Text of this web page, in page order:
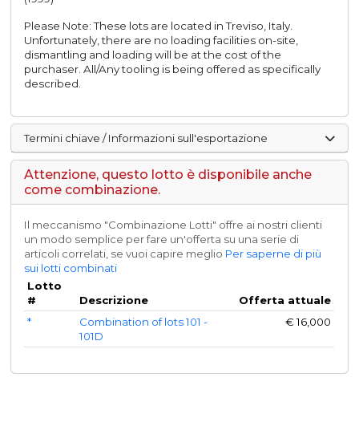
Please Note: These lots are located in Treviso, Italy.
Unfortunately, there are no loading facilities on-site,
dismantling and loading will be at the cost of the
purchaser. All/Any tooling is being offered as specifically
described.
Termini chiave / Informazioni sull'esportazione
Attenzione, questo lotto è disponibile anche
come combinazione.
Il meccanismo "Combinazione Lotti" offre ai nostri clienti
un modo semplice per fare un'offerta su una serie di
articoli correlati, se vuoi capire meglio Per saperne di più
sui lotti combinati
Lotto
#
Descrizione
Offerta attuale
*
Combination of lots 101 -
101D
€16,000